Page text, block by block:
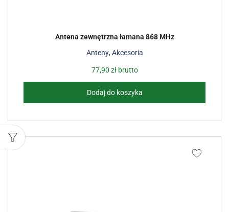
Anteny,Akcesoria
Antena zewnętrzna łamana 868 MHz
77,90 złbrutto
Dodaj do koszyka